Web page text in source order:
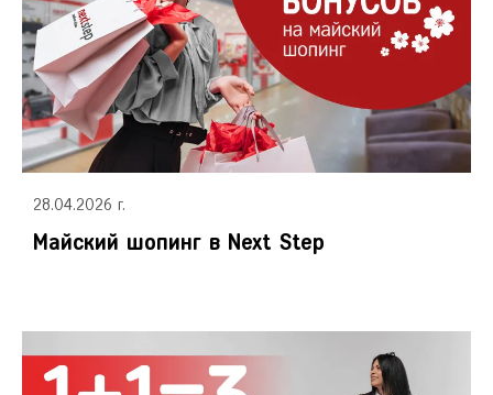
Р
Ростов-на-Дону
Рязань
С
Самара
Санкт-Петербург
Саратов
Сочи
Т
Тамбов
Тюмень
Уфа
28.04.2026 г.
Майский шопинг в Next Step